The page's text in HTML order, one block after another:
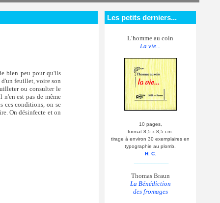
bien peu pour qu'ils
d'un feuillet, voire son
ou consulter le
est pas de même
ces conditions, on se
On désinfecte et on
Les petits derniers...
L’homme au coin
La vie...
10 pages,
format 8,5 x 8,5 cm.
tirage à environ 30 exemplaires en
typographie au plomb.
H. C.
Thomas Braun
La Bénédiction
des fromages